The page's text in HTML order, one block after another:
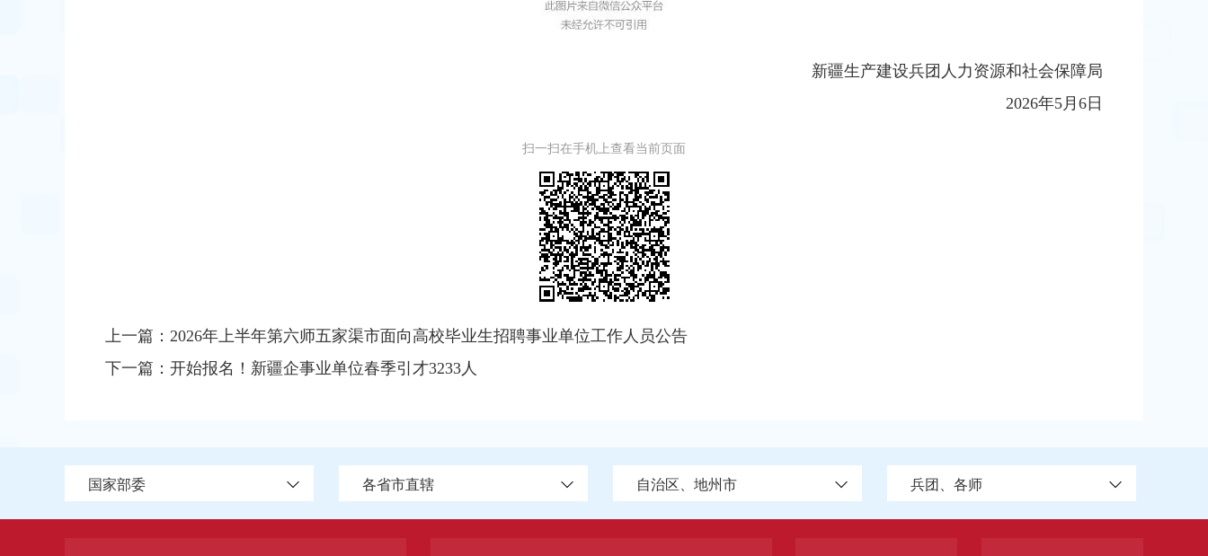
新疆生产建设兵团人力资源和社会保障局
2026年5月6日
扫一扫在手机上查看当前页面
上一篇： 2026年上半年第六师五家渠市面向高校毕业生招聘事业单位工作人员公告
下一篇： 开始报名！新疆企事业单位春季引才3233人
国家部委 各省市直辖 自治区、地州市 兵团、各师